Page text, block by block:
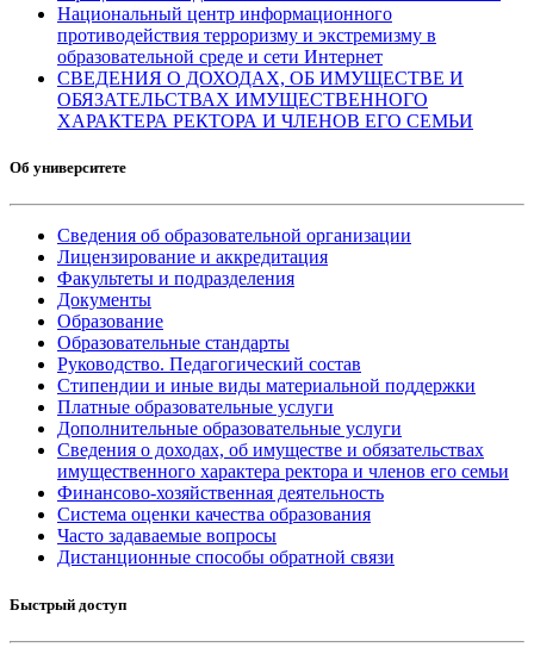
Национальный центр информационного
противодействия терроризму и экстремизму в
образовательной среде и сети Интернет
СВЕДЕНИЯ О ДОХОДАХ, ОБ ИМУЩЕСТВЕ И
ОБЯЗАТЕЛЬСТВАХ ИМУЩЕСТВЕННОГО
ХАРАКТЕРА РЕКТОРА И ЧЛЕНОВ ЕГО СЕМЬИ
Об университете
Сведения об образовательной организации
Лицензирование и аккредитация
Факультеты и подразделения
Документы
Образование
Образовательные стандарты
Руководство. Педагогический состав
Стипендии и иные виды материальной поддержки
Платные образовательные услуги
Дополнительные образовательные услуги
Сведения о доходах, об имуществе и обязательствах
имущественного характера ректора и членов его семьи
Финансово-хозяйственная деятельность
Система оценки качества образования
Часто задаваемые вопросы
Дистанционные способы обратной связи
Быстрый доступ